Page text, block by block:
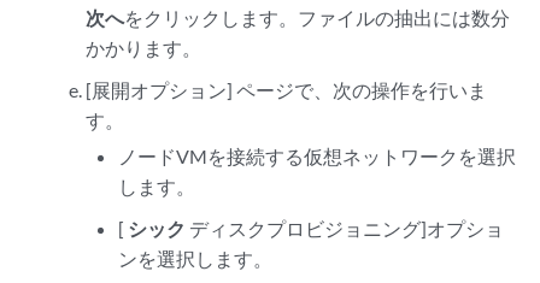
次へをクリックします。ファイルの抽出には数分
かかります。
[展開オプション] ページで、次の操作を行いま
す。
ノードVMを接続する仮想ネットワークを選択
します。
[ シック ディスクプロビジョニング]オプショ
ンを選択します。